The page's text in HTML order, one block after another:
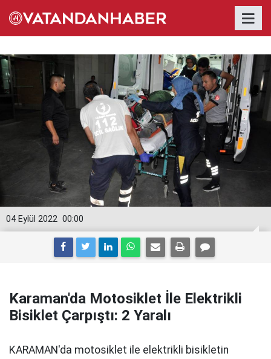
00:00
04 Eylül 2022
Karaman'da Motosiklet İle Elektrikli
Bisiklet Çarpıştı: 2 Yaralı
KARAMAN'da motosiklet ile elektrikli bisikletin